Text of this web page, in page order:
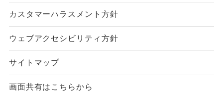
カスタマーハラスメント方針
ウェブアクセシビリティ方針
サイトマップ
画面共有はこちらから